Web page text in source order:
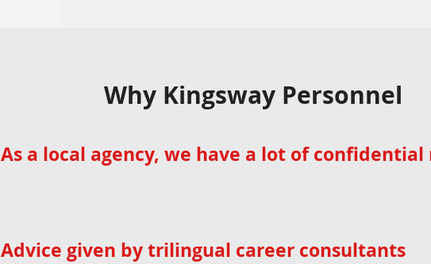
Why Kingsway Personnel
As a local agency, we have a lot of
Advice given by trilingual career consultants